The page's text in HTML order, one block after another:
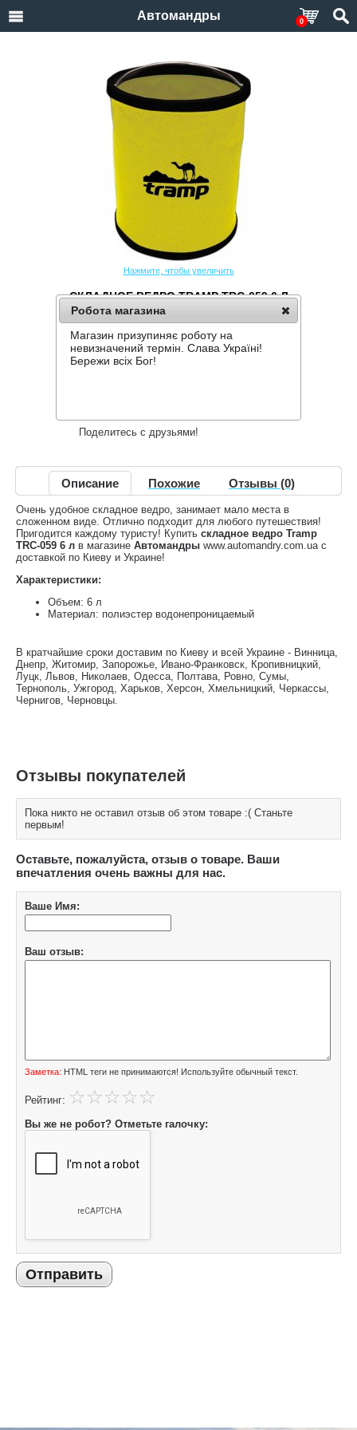
Автомандры 0
Нажмите, чтобы увеличить
СКЛАДНОЕ ВЕДРО TRAMP TRC-059 6 Л
Производитель: Tramp
Код товара:TRC-059
Нет в наличии
Поделитесь с друзьями!
Описание Похожие Отзывы (0)
Очень удобное складное ведро, занимает мало места в
сложенном виде. Отлично подходит для любого путешествия!
Пригодится каждому туристу! Купить складное ведро Tramp
TRC-059 6 л в магазине Автомандры www.automandry.com.ua с
доставкой по Киеву и Украине!
Характеристики:
Объем: 6 л
Материал: полиэстер водонепроницаемый
В кратчайшие сроки доставим по Киеву и всей Украине - Винница,
Днепр, Житомир, Запорожье, Ивано-Франковск, Кропивницкий,
Луцк, Львов, Николаев, Одесса, Полтава, Ровно, Сумы,
Тернополь, Ужгород, Харьков, Херсон, Хмельницкий, Черкассы,
Чернигов, Черновцы.
Отзывы покупателей
Пока никто не оставил отзыв об этом товаре :( Станьте
первым!
Оставьте, пожалуйста, отзыв о товаре. Ваши
впечатления очень важны для нас.
Ваше Имя:
Ваш отзыв:
Заметка: HTML теги не принимаются! Используйте обычный текст.
Рейтинг:
Вы же не робот? Отметьте галочку:
Отправить
Робота магазина
Магазин призупиняє роботу на
невизначений термін. Слава Україні!
Бережи всіх Бог!